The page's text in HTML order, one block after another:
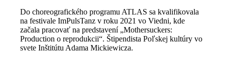
Do choreografického programu ATLAS sa kvalifikovala
na festivale ImPulsTanz v roku 2021 vo Viedni, kde
začala pracovať na predstavení „Mothersuckers:
Production o reprodukcii“. Štipendista Poľskej kultúry vo
svete Inštitútu Adama Mickiewicza.